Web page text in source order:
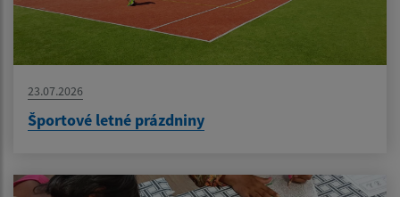
23.07.2026
Športové letné prázdniny